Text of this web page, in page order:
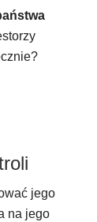
jego
na jego